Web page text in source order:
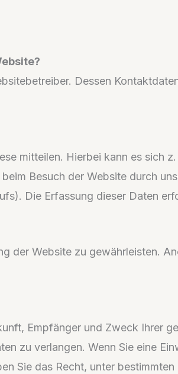
Dessen
mitteilen. Hierbei kann es sich
Besuch der Website durch
Die Erfassung dieser Daten
der Website zu gewährleisten.
Empfänger und Zweck Ihrer
zu verlangen. Wenn Sie eine
Sie das Recht, unter